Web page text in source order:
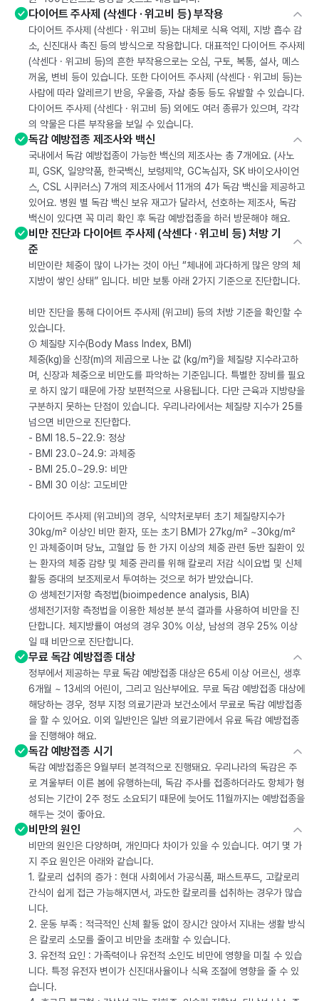
다이어트 주사제 (삭센다 · 위고비 등) 부작용
다이어트 주사제 (삭센다 · 위고비 등)는 대체로 식욕 억제, 지방 흡수 감
소, 신진대사 촉진 등의 방식으로 작용합니다. 대표적인 다이어트 주사제
(삭센다 · 위고비 등)의 흔한 부작용으로는 오심, 구토, 복통, 설사, 메스
꺼움, 변비 등이 있습니다. 또한 다이어트 주사제 (삭센다 · 위고비 등)는
사람에 따라 알레르기 반응, 우울증, 자살 충동 등도 유발할 수 있습니다.
다이어트 주사제 (삭센다 · 위고비 등) 외에도 여러 종류가 있으며, 각각
의 약물은 다른 부작용을 보일 수 있습니다.
독감 예방접종 제조사와 백신
국내에서 독감 예방접종이 가능한 백신의 제조사는 총 7개에요. (사노
피, GSK, 일양약품, 한국백신, 보령제약, GC녹십자, SK 바이오사이언
스, CSL 시퀴러스) 7개의 제조사에서 11개의 4가 독감 백신을 제공하고
있어요. 병원 별 독감 백신 보유 재고가 달라서, 선호하는 제조사, 독감
백신이 있다면 꼭 미리 확인 후 독감 예방접종을 하러 방문해야 해요.
비만 진단과 다이어트 주사제 (삭센다 · 위고비 등) 처방 기
준
비만이란 체중이 많이 나가는 것이 아닌 “체내에 과다하게 많은 양의 체
지방이 쌓인 상태” 입니다. 비만 보통 아래 2가지 기준으로 진단합니다.
비만 진단을 통해 다이어트 주사제 (위고비) 등의 처방 기준을 확인할 수
있습니다.
① 체질량 지수(Body Mass Index, BMI)
체중(kg)을 신장(m)의 제곱으로 나눈 값 (kg/m²)을 체질량 지수라고하
며, 신장과 체중으로 비만도를 파악하는 기준입니다. 특별한 장비를 필요
로 하지 않기 때문에 가장 보편적으로 사용됩니다. 다만 근육과 지방량을
구분하지 못하는 단점이 있습니다. 우리나라에서는 체질량 지수가 25를
넘으면 비만으로 진단합다.
- BMI 18.5~22.9: 정상
- BMI 23.0~24.9: 과체중
- BMI 25.0~29.9: 비만
- BMI 30 이상: 고도비만
다이어트 주사제 (위고비)의 경우, 식약처로부터 초기 체질량지수가
30kg/m² 이상인 비만 환자, 또는 초기 BMI가 27kg/m² ~30kg/m²
인 과체중이며 당뇨, 고혈압 등 한 가지 이상의 체중 관련 동반 질환이 있
는 환자의 체중 감량 및 체중 관리를 위해 칼로리 저감 식이요법 및 신체
활동 증대의 보조제로서 투여하는 것으로 허가 받았습니다.
② 생체전기저항 측정법(bioimpedence analysis, BIA)
생체전기저항 측정법을 이용한 체성분 분석 결과를 사용하여 비만을 진
단합니다. 체지방률이 여성의 경우 30% 이상, 남성의 경우 25% 이상
일 때 비만으로 진단합니다.
무료 독감 예방접종 대상
정부에서 제공하는 무료 독감 예방접종 대상은 65세 이상 어르신, 생후
6개월 ~ 13세의 어린이, 그리고 임산부에요. 무료 독감 예방접종 대상에
해당하는 경우, 정부 지정 의료기관과 보건소에서 무료로 독감 예방접종
을 할 수 있어요. 이외 일반인은 일반 의료기관에서 유료 독감 예방접종
을 진행해야 해요.
독감 예방접종 시기
독감 예방접종은 9월부터 본격적으로 진행돼요. 우리나라의 독감은 주
로 겨울부터 이른 봄에 유행하는데, 독감 주사를 접종하더라도 항체가 형
성되는 기간이 2주 정도 소요되기 때문에 늦어도 11월까지는 예방접종을
해두는 것이 좋아요.
비만의 원인
비만의 원인은 다양하며, 개인마다 차이가 있을 수 있습니다. 여기 몇 가
지 주요 원인은 아래와 같습니다.
1. 칼로리 섭취의 증가 : 현대 사회에서 가공식품, 패스트푸드, 고칼로리
간식이 쉽게 접근 가능해지면서, 과도한 칼로리를 섭취하는 경우가 많습
니다.
2. 운동 부족 : 적극적인 신체 활동 없이 장시간 앉아서 지내는 생활 방식
은 칼로리 소모를 줄이고 비만을 초래할 수 있습니다.
3. 유전적 요인 : 가족력이나 유전적 소인도 비만에 영향을 미칠 수 있습
니다. 특정 유전자 변이가 신진대사율이나 식욕 조절에 영향을 줄 수 있
습니다.